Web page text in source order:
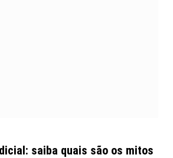
saiba quais são os mitos